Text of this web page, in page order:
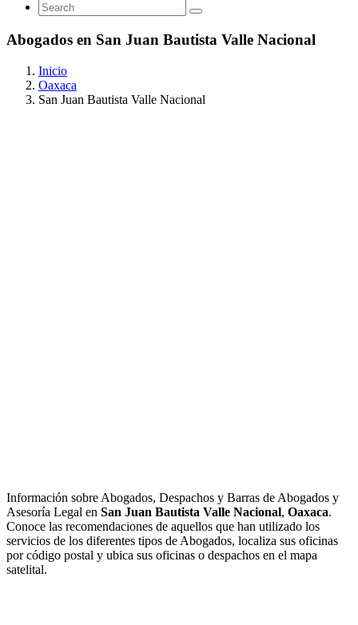
Abogados en San Juan Bautista Valle Nacional
Inicio
Oaxaca
San Juan Bautista Valle Nacional
Información sobre Abogados, Despachos y Barras de Abogados y
Asesoría Legal en San Juan Bautista Valle Nacional, Oaxaca.
Conoce las recomendaciones de aquellos que han utilizado los
servicios de los diferentes tipos de Abogados, localiza sus oficinas
por código postal y ubica sus oficinas o despachos en el mapa
satelital.